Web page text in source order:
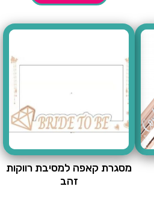
מסגרת קאפה למסיבת רווקות
זהב